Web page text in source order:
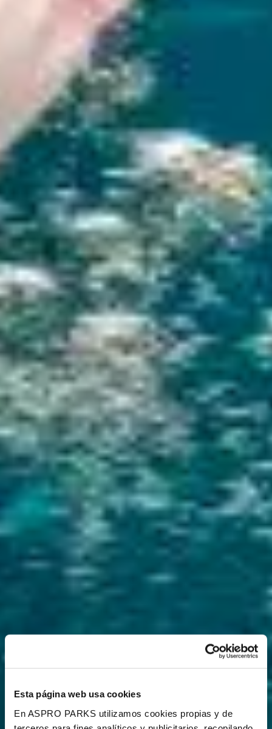
Esta página web usa cookies
En ASPRO PARKS utilizamos cookies propias y de